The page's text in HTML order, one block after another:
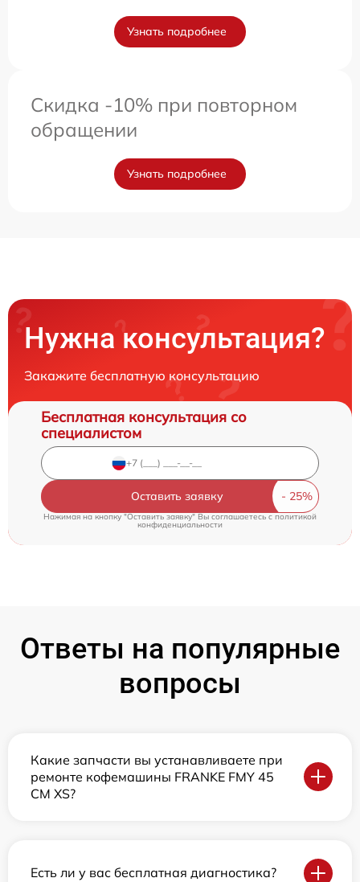
Узнать подробнее
Скидка -10% при повторном
обращении
Узнать подробнее
Нужна консультация?
Закажите бесплатную консультацию
Бесплатная консультация со
специалистом
Оставить заявку
Нажимая на кнопку "Оставить заявку" Вы соглашаетесь cполитикой
конфиденциальности
Ответы на популярные
вопросы
Какие запчасти вы устанавливаете при
ремонте кофемашины FRANKE FMY 45
CM XS?
Есть ли у вас бесплатная диагностика?